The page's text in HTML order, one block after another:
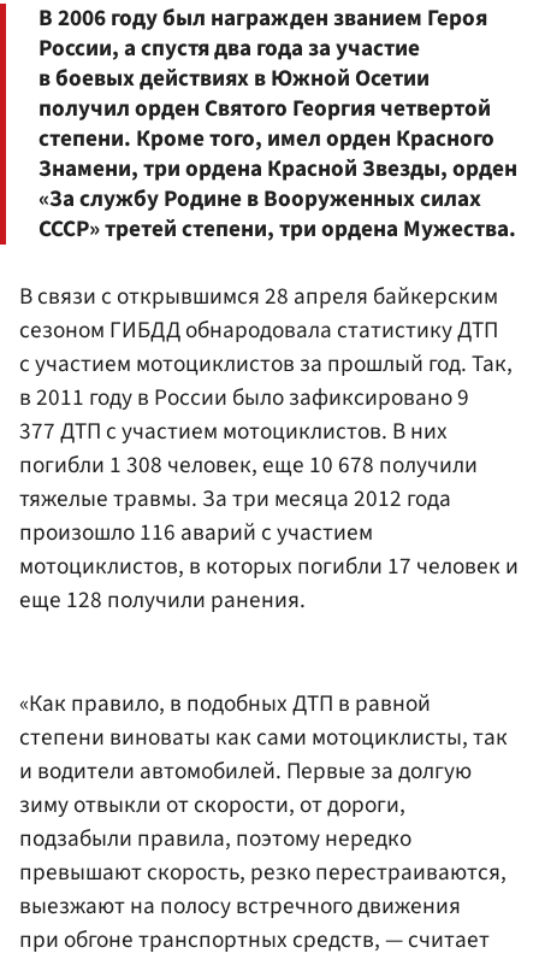
В 2006 году был награжден званием Героя
России, а спустя два года за участие
в боевых действиях в Южной Осетии
получил орден Святого Георгия четвертой
степени. Кроме того, имел орден Красного
Знамени, три ордена Красной Звезды, орден
«За службу Родине в Вооруженных силах
СССР» третей степени, три ордена Мужества.
В связи с открывшимся 28 апреля байкерским
сезоном ГИБДД обнародовала статистику ДТП
с участием мотоциклистов за прошлый год. Так,
в 2011 году в России было зафиксировано 9
377 ДТП с участием мотоциклистов. В них
погибли 1 308 человек, еще 10 678 получили
тяжелые травмы. За три месяца 2012 года
произошло 116 аварий с участием
мотоциклистов, в которых погибли 17 человек и
еще 128 получили ранения.
«Как правило, в подобных ДТП в равной
степени виноваты как сами мотоциклисты, так
и водители автомобилей. Первые за долгую
зиму отвыкли от скорости, от дороги,
подзабыли правила, поэтому нередко
превышают скорость, резко перестраиваются,
выезжают на полосу встречного движения
при обгоне транспортных средств, — считает